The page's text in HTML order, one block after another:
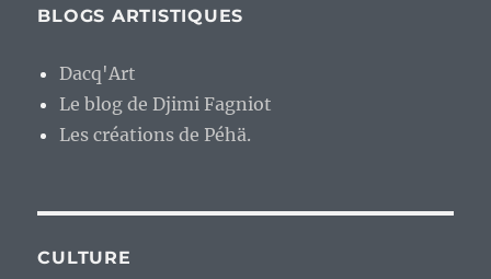
BLOGS ARTISTIQUES
Dacq'Art
Le blog de Djimi Fagniot
Les créations de Péhä.
CULTURE